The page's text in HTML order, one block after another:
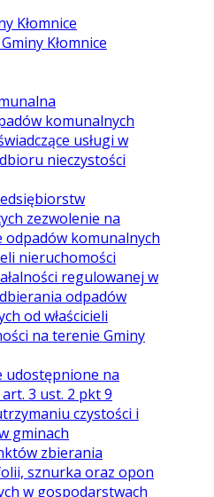
Kłomnice
Kłomnice
komunalnych
usługi w
nieczystości
zezwolenie na
odpadów komunalnych
nieruchomości
regulowanej w
odpadów
od właścicieli
na terenie Gminy
udostępnione na
3 ust. 2 pkt 9
czystości i
gminach
zbierania
sznurka oraz opon
w gospodarstwach